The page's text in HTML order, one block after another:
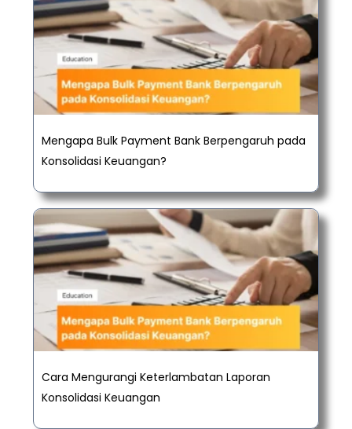
Mengapa Bulk Payment Bank Berpengaruh pada
Konsolidasi Keuangan?
Cara Mengurangi Keterlambatan Laporan
Konsolidasi Keuangan